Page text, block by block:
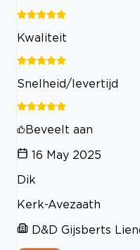
Kwaliteit
Snelheid/levertijd
Beveelt aan
16 May 2025
Dik
Kerk-Avezaath
D&D Gijsberts